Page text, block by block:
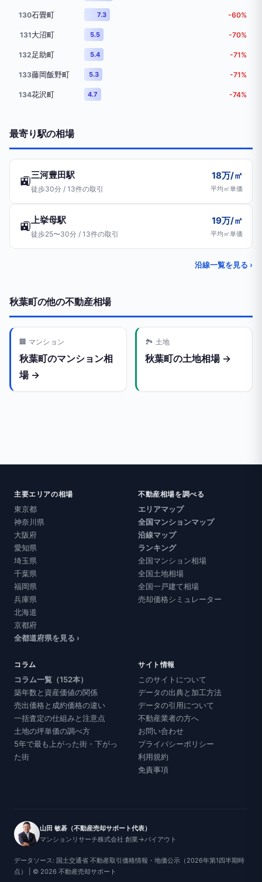
130石畳町 7.3 -60%
131大沼町 5.5 -70%
132 足助町 5.4 -71%
133藤岡飯野町 5.3 -71%
134花沢町 4.7 -74%
最寄り駅の相場
🚉三河豊田駅
徒歩30分 / 13件の取引
18万/㎡
平均㎡単価
🚉上挙母駅
徒歩25〜30分 / 13件の取引
19万/㎡
平均㎡単価
沿線一覧を見る ›
秋葉町の他の不動産相場
🏢 マンション
秋葉町のマンション相
場 →
🏞️ 土地
秋葉町の土地相場 →
主要エリアの相場
東京都
神奈川県
大阪府
愛知県
埼玉県
千葉県
福岡県
兵庫県
北海道
京都府
全都道府県を見る ›
不動産相場を調べる
エリアマップ
全国マンションマップ
沿線マップ
ランキング
全国マンション相場
全国土地相場
全国一戸建て相場
売却価格シミュレーター
コラム
コラム一覧（152本）
築年数と資産価値の関係
売出価格と成約価格の違い
一括査定の仕組みと注意点
土地の坪単価の調べ方
5年で最も上がった街・下がっ
た街
サイト情報
このサイトについて
データの出典と加工方法
データの引用について
不動産業者の方へ
お問い合わせ
プライバシーポリシー
利用規約
免責事項
山田 敏碁（不動産売却サポート代表）
マンションリサーチ株式会社 創業→バイアウト
データソース: 国土交通省 不動産取引価格情報・地価公示（2026年第1四半期時
点） | © 2026 不動産売却サポート